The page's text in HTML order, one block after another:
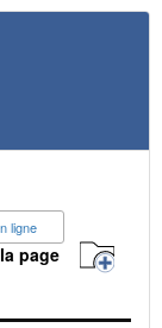
ligne
page